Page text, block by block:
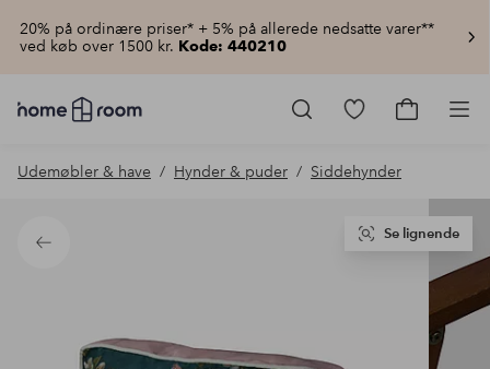
20% på ordinære priser* + 5% på allerede nedsatte varer**
ved køb over 1500 kr. Kode: 440210
Homeroom
–
hjemmet
pris
Gå
produkter
Gå
Udemøbler & have Hynder & puder Siddehynder
Tilbage
Se lignende